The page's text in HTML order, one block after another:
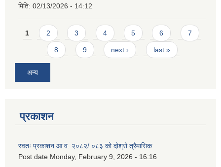
मिति: 02/13/2026 - 14:12
Pages
1 2 3 4 5 6 7
8 9 next › last »
अन्य
प्रकाशन
स्वतः प्रकाशन आ.व. २०८२/ ०८३ को दोश्रो त्रैमासिक
Post date Monday, February 9, 2026 - 16:16